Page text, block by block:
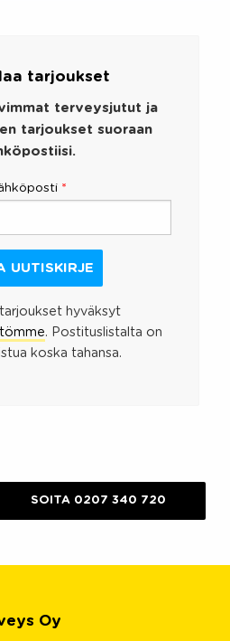
tarjoukset
terveysjutut ja
tarjoukset suoraan
*
tarjoukset hyväksyt
. Postituslistalta on
koska tahansa.
SOITA 0207 340 720
Oy